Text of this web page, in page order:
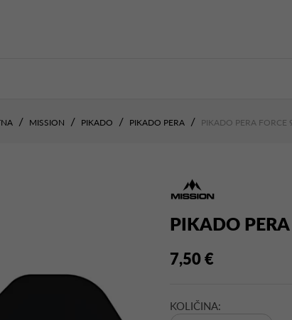
MISSION PIKADO PIKADO PERA PIKADO PERA FORCE
PIKADO
7,50 €
KOLIČINA: